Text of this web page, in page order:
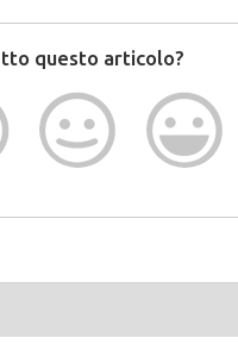
questo articolo?